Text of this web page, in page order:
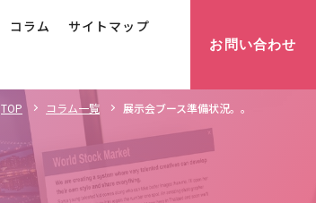
コラム サイトマップ
お問い合わせ
TOP コラム一覧 展示会ブース準備状況。。